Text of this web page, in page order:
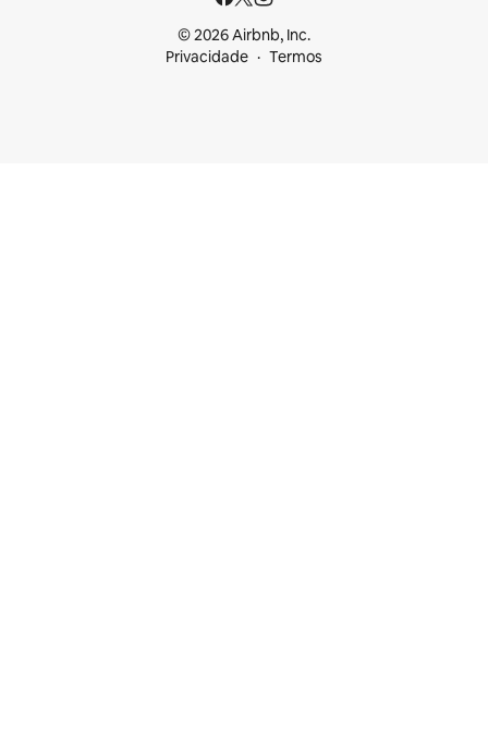
© 2026 Airbnb, Inc.
Privacidade
Termos